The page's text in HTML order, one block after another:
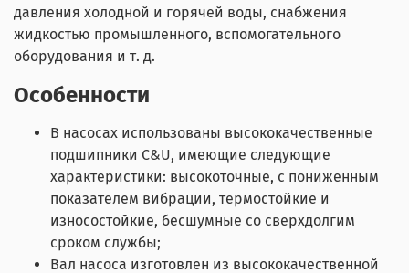
давления холодной и горячей воды, снабжения
жидкостью промышленного, вспомогательного
оборудования и т. д.
Особенности
В насосах использованы высококачественные
подшипники C&U, имеющие следующие
характеристики: высокоточные, с пониженным
показателем вибрации, термостойкие и
износостойкие, бесшумные со сверхдолгим
сроком службы;
Вал насоса изготовлен из высококачественной